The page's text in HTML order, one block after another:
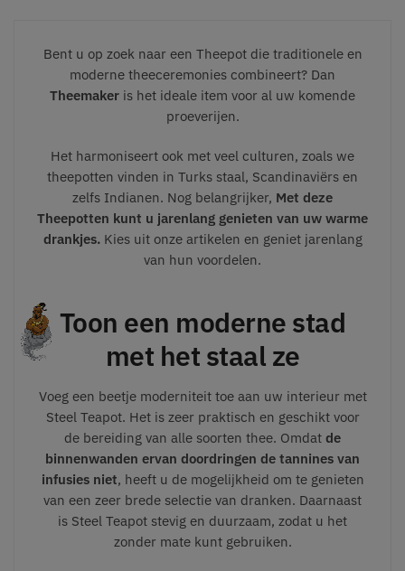
Bent u op zoek naar een Theepot die traditionele en
moderne theeceremonies combineert? Dan
Theemaker is het ideale item voor al uw komende
proeverijen.
Het harmoniseert ook met veel culturen, zoals we
theepotten vinden in Turks staal, Scandinaviërs en
zelfs Indianen. Nog belangrijker, Met deze
Theepotten kunt u jarenlang genieten van uw warme
drankjes.Kies uit onze artikelen en geniet jarenlang
van hun voordelen.
Toon een moderne stad
met het staal ze
Voeg een beetje moderniteit toe aan uw interieur met
Steel Teapot. Het is zeer praktisch en geschikt voor
de bereiding van alle soorten thee. Omdat de
binnenwanden ervan doordringen de tannines van
infusies niet, heeft u de mogelijkheid om te genieten
van een zeer brede selectie van dranken. Daarnaast
is Steel Teapot stevig en duurzaam, zodat u het
zonder mate kunt gebruiken.